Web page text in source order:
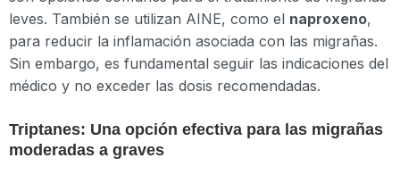
leves. También se utilizan AINE, como el naproxeno,
para reducir la inflamación asociada con las migrañas.
Sin embargo, es fundamental seguir las indicaciones del
médico y no exceder las dosis recomendadas.
Triptanes: Una opción efectiva para las migrañas
moderadas a graves